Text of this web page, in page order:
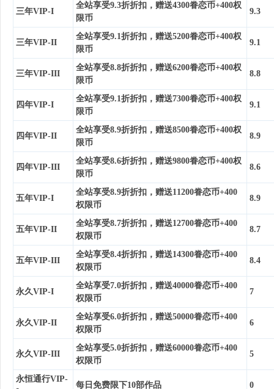
三年VIP-I
全站享受9.3折折扣，赠送4300眷恋币+400权
限币
9.3
三年VIP-II
全站享受9.1折折扣，赠送5200眷恋币+400权
限币
9.1
三年VIP-III
全站享受8.8折折扣，赠送6200眷恋币+400权
限币
8.8
四年VIP-I
全站享受9.1折折扣，赠送7300眷恋币+400权
限币
9.1
四年VIP-II
全站享受8.9折折扣，赠送8500眷恋币+400权
限币
8.9
四年VIP-III
全站享受8.6折折扣，赠送9800眷恋币+400权
限币
8.6
五年VIP-I
全站享受8.9折折扣，赠送11200眷恋币+400
权限币
8.9
五年VIP-II
全站享受8.7折折扣，赠送12700眷恋币+400
权限币
8.7
五年VIP-III
全站享受8.4折折扣，赠送14300眷恋币+400
权限币
8.4
永久VIP-I
全站享受7.0折折扣，赠送40000眷恋币+400
权限币
7
永久VIP-II
全站享受6.0折折扣，赠送50000眷恋币+400
权限币
6
永久VIP-III
全站享受5.0折折扣，赠送60000眷恋币+400
权限币
5
永恒通行VIP-
每日免费限下10部作品 0